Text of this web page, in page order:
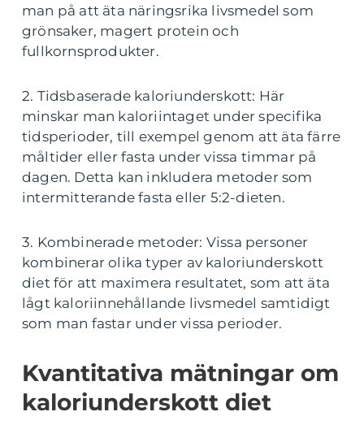
man på att äta näringsrika livsmedel som
grönsaker, magert protein och
fullkornsprodukter.
2. Tidsbaserade kaloriunderskott: Här
minskar man kaloriintaget under specifika
tidsperioder, till exempel genom att äta färre
måltider eller fasta under vissa timmar på
dagen. Detta kan inkludera metoder som
intermitterande fasta eller 5:2-dieten.
3. Kombinerade metoder: Vissa personer
kombinerar olika typer av kaloriunderskott
diet för att maximera resultatet, som att äta
lågt kaloriinnehållande livsmedel samtidigt
som man fastar under vissa perioder.
Kvantitativa mätningar om
kaloriunderskott diet